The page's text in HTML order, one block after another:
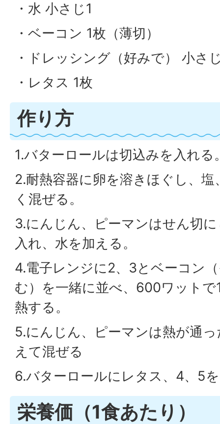
・水 小さじ1
・ベーコン 1枚（薄切）
・ドレッシング（好みで） 小さ
・レタス 1枚
作り方
1.バターロールは切込みを入れる
2.耐熱容器に卵を溶きほぐし、
く混ぜる。
3.にんじん、ピーマンはせん切
入れ、水を加える。
4.電子レンジに2、3とベーコン
む）を一緒に並べ、600ワット
熱する。
5.にんじん、ピーマンは熱が通
えて混ぜる
6.バターロールにレタス、4、5
栄養価（1食あたり）